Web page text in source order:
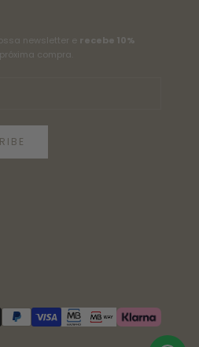
newsletter e recebe 10%
compra.